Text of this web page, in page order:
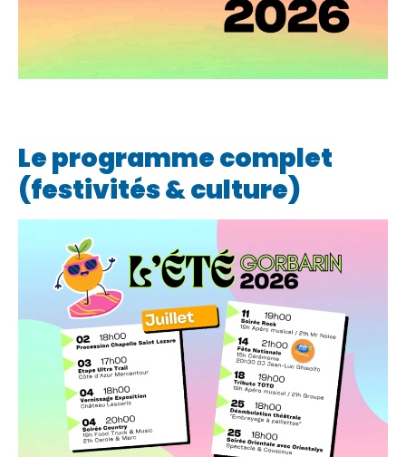
Le programme complet
(festivités & culture)